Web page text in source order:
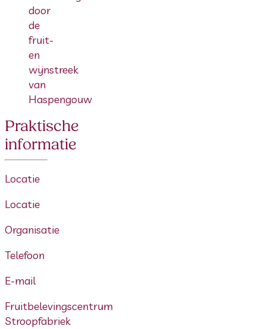
door
de
fruit-
en
wijnstreek
van
Haspengouw
Praktische
informatie
Locatie
Locatie
Organisatie
Telefoon
E-mail
Fruitbelevingscentrum
Stroopfabriek